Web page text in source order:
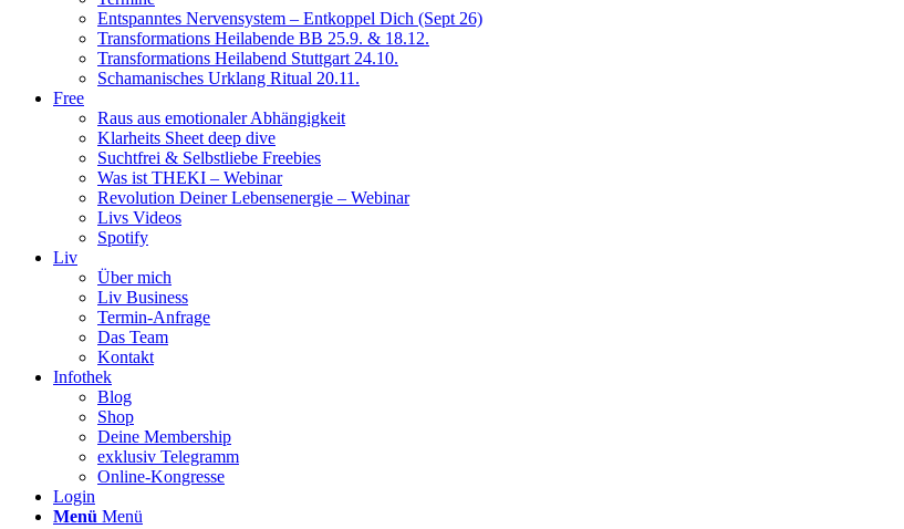
Entspanntes Nervensystem – Entkoppel Dich (Sept 26)
Transformations Heilabende BB 25.9. & 18.12.
Transformations Heilabend Stuttgart 24.10.
Schamanisches Urklang Ritual 20.11.
Free
Raus aus emotionaler Abhängigkeit
Klarheits Sheet deep dive
Suchtfrei & Selbstliebe Freebies
Was ist THEKI – Webinar
Revolution Deiner Lebensenergie – Webinar
Livs Videos
Spotify
Liv
Über mich
Liv Business
Termin-Anfrage
Das Team
Kontakt
Infothek
Blog
Shop
Deine Membership
exklusiv Telegramm
Online-Kongresse
Login
Menü Menü